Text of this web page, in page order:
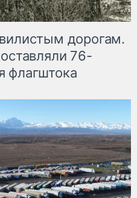
дорогам.
76-
флагштока